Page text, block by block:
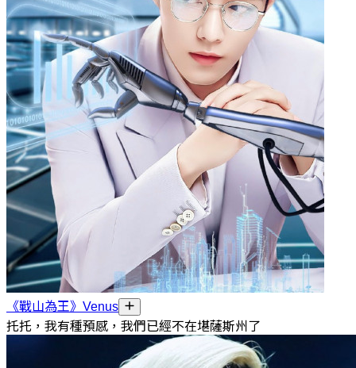
《戰山為王》Venus
托托，我有種預感，我們已經不在堪薩斯州了